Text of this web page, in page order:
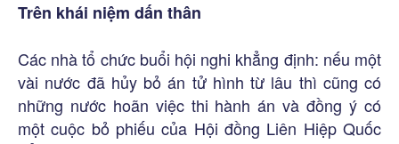
Trên khái niệm dấn thân
Các nhà tổ chức buổi hội nghi khẳng định: nếu một
vài nước đã hủy bỏ án tử hình từ lâu thì cũng có
những nước hoãn việc thi hành án và đồng ý có
một cuộc bỏ phiếu của Hội đồng Liên Hiệp Quốc